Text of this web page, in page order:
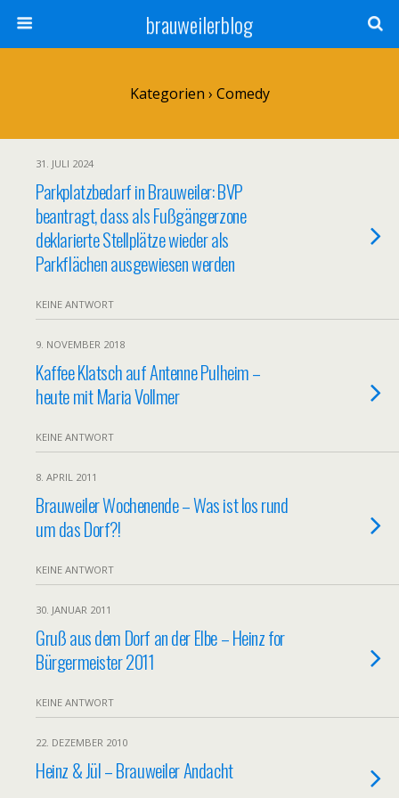
brauweilerblog
Kategorien › Comedy
31. JULI 2024
Parkplatzbedarf in Brauweiler: BVP
beantragt, dass als Fußgängerzone
deklarierte Stellplätze wieder als
Parkflächen ausgewiesen werden
KEINE ANTWORT
9. NOVEMBER 2018
Kaffee Klatsch auf Antenne Pulheim –
heute mit Maria Vollmer
KEINE ANTWORT
8. APRIL 2011
Brauweiler Wochenende – Was ist los rund
um das Dorf?!
KEINE ANTWORT
30. JANUAR 2011
Gruß aus dem Dorf an der Elbe – Heinz for
Bürgermeister 2011
KEINE ANTWORT
22. DEZEMBER 2010
Heinz & Jül – Brauweiler Andacht